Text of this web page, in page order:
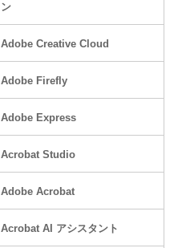
ン
Adobe Creative Cloud
Adobe Firefly
Adobe Express
Acrobat Studio
Adobe Acrobat
Acrobat AI アシスタント